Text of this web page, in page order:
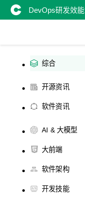
DevOps研发效能
综合
开源资讯
软件资讯
AI & 大模型
大前端
软件架构
开发技能